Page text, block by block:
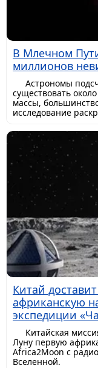
В Млечном
миллионов
Астрономы
существовать
массы,
исследование
Китай
африканскую
экспедиции
Китайская
Луну первую
Africa2Moon с
Вселенной.